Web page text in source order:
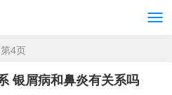
4页
银屑病和鼻炎有关系吗